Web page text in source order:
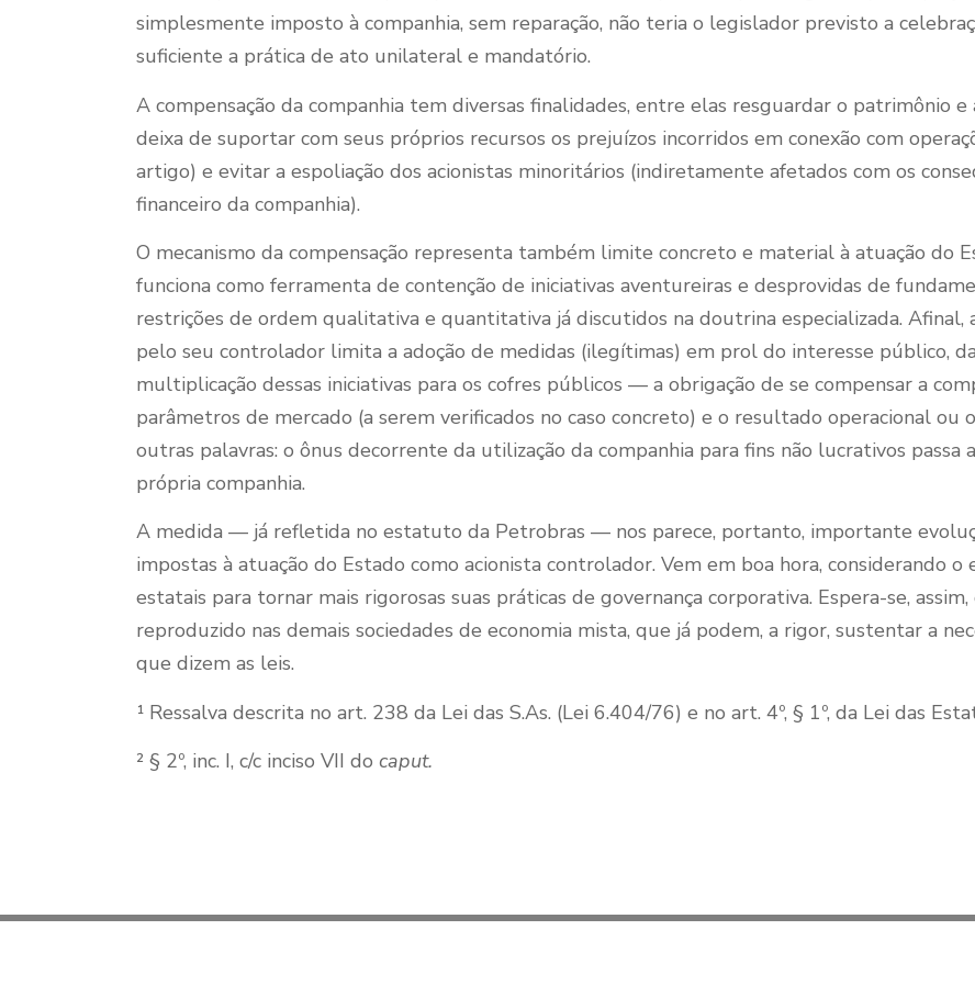
simplesmente imposto à companhia, sem reparação, não teria o legislador previsto a
suficiente a prática de ato unilateral e mandatório.
A compensação da companhia tem diversas finalidades, entre elas resguardar o patrimônio
deixa de suportar com seus próprios recursos os prejuízos incorridos em conexão com
artigo) e evitar a espoliação dos acionistas minoritários (indiretamente afetados com os
financeiro da companhia).
O mecanismo da compensação representa também limite concreto e material à atuação do
funciona como ferramenta de contenção de iniciativas aventureiras e desprovidas de
restrições de ordem qualitativa e quantitativa já discutidos na doutrina especializada. Afinal,
pelo seu controlador limita a adoção de medidas (ilegítimas) em prol do interesse público,
multiplicação dessas iniciativas para os cofres públicos — a obrigação de se compensar a
parâmetros de mercado (a serem verificados no caso concreto) e o resultado operacional ou
outras palavras: o ônus decorrente da utilização da companhia para fins não lucrativos passa
própria companhia.
A medida — já refletida no estatuto da Petrobras — nos parece, portanto, importante
impostas à atuação do Estado como acionista controlador. Vem em boa hora, considerando
estatais para tornar mais rigorosas suas práticas de governança corporativa. Espera-se,
reproduzido nas demais sociedades de economia mista, que já podem, a rigor, sustentar a
que dizem as leis.
¹ Ressalva descrita no art. 238 da Lei das S.As. (Lei 6.404/76) e no art. 4º, § 1º, da Lei das
² § 2º, inc. I, c/c inciso VII do caput.